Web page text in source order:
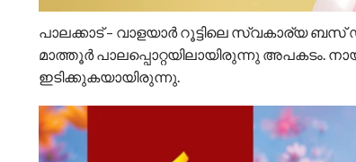
പാലക്കാട് – വാളയാർ റൂട്ടിലെ സ്വകാര്യ
മാത്തൂർ പാലപ്പൊറ്റയിലായിരുന്നു അപകടം.
ഇടിക്കുകയായിരുന്നു.